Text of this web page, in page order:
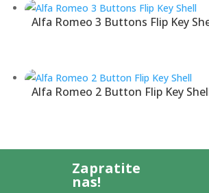
Alfa Romeo 3 Buttons Flip Key
Alfa Romeo 2 Button Flip Key
Zapratite
nas!